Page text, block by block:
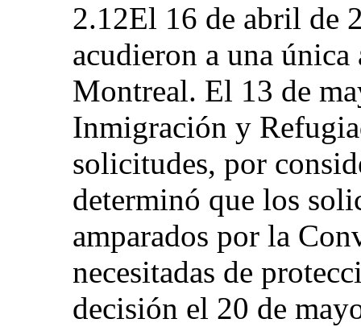
2.12El 16 de abril de
acudieron a una
Montreal. El 13 de
Inmigración y
solicitudes, por
determinó que los
amparados por la
necesitadas de
decisión el 20 de